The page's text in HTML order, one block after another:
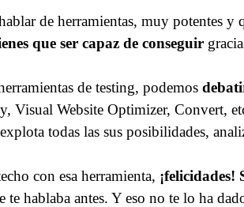
de herramientas, muy potentes
que ser capaz de conseguir
de testing, podemos
Visual Website Optimizer, Convert,
todas las sus posibilidades,
con esa herramienta, ¡felicidades!
te hablaba antes. Y eso no te lo ha